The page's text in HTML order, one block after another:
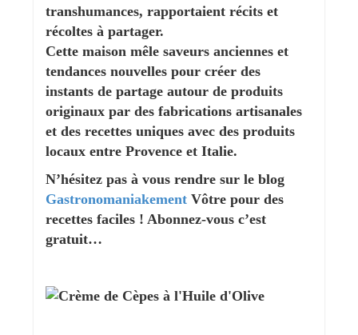
transhumances, rapportaient récits et
récoltes à partager.
Cette maison mêle saveurs anciennes et
tendances nouvelles pour créer des
instants de partage autour de produits
originaux par des fabrications artisanales
et des recettes uniques avec des produits
locaux entre Provence et Italie.
N’hésitez pas à vous rendre sur le blog
Gastronomaniakement Vôtre pour des
recettes faciles ! Abonnez-vous c’est
gratuit…